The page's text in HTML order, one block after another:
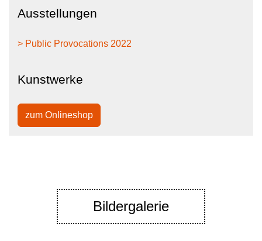
Ausstellungen
> Public Provocations 2022
Kunstwerke
zum Onlineshop
Bildergalerie